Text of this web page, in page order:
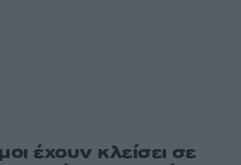
έχουν κλείσει σε